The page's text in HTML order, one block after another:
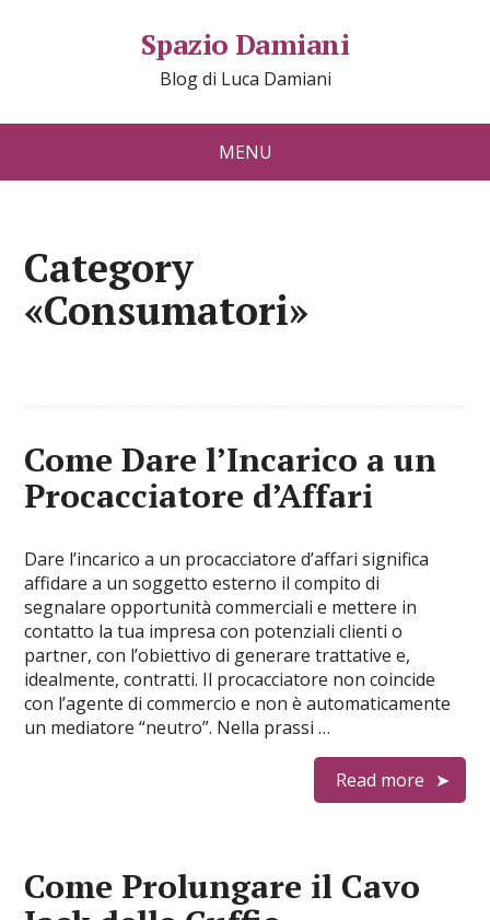
Spazio Damiani
Blog di Luca Damiani
MENU
Category
«Consumatori»
Come Dare l’Incarico a un
Procacciatore d’Affari
Dare l’incarico a un procacciatore d’affari significa
affidare a un soggetto esterno il compito di
segnalare opportunità commerciali e mettere in
contatto la tua impresa con potenziali clienti o
partner, con l’obiettivo di generare trattative e,
idealmente, contratti. Il procacciatore non coincide
con l’agente di commercio e non è automaticamente
un mediatore “neutro”. Nella prassi …
Read more
Come Prolungare il Cavo